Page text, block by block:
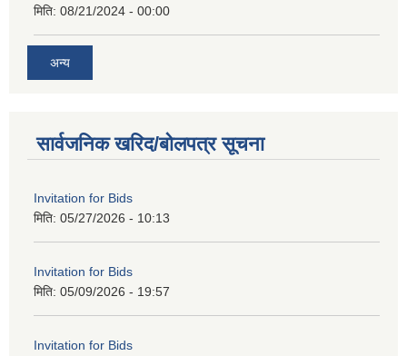
मिति: 08/21/2024 - 00:00
अन्य
सार्वजनिक खरिद/बोलपत्र सूचना
Invitation for Bids
मिति: 05/27/2026 - 10:13
Invitation for Bids
मिति: 05/09/2026 - 19:57
Invitation for Bids